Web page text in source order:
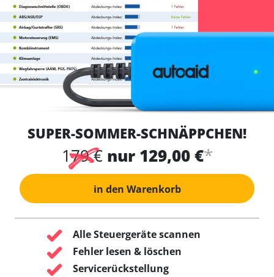
SUPER-SOMMER-SCHNÄPPCHEN!
179 € nur 129,00 €*
in den Warenkorb
Alle Steuergeräte scannen
Fehler lesen & löschen
Servicerückstellung